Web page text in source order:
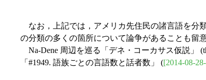
なお，上記では，アメリカ先住民の諸言語を分
の分類の多くの箇所について論争があることも留
Na-Dene 周辺を巡る「デネ・コーカサス仮説」
「#1949. 語族ごとの言語数と話者数」 ([2014-08-